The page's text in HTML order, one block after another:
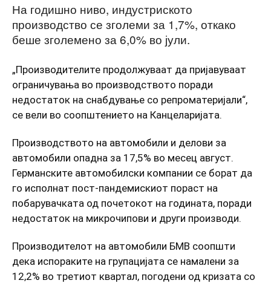
На годишно ниво, индустриското
производство се зголеми за 1,7%, откако
беше зголемено за 6,0% во јули.
„Производителите продолжуваат да пријавуваат
ограничувања во производството поради
недостаток на снабдување со репроматеријали“,
се вели во соопштението на Канцеларијата.
Производството на автомобили и делови за
автомобили опадна за 17,5% во месец август.
Германските автомобилски компании се борат да
го исполнат пост-пандемискиот пораст на
побарувачката од почетокот на годината, поради
недостаток на микрочипови и други производи.
Производителот на автомобили БМВ соопшти
дека испораките на групацијата се намалени за
12,2% во третиот квартал, погодени од кризата со